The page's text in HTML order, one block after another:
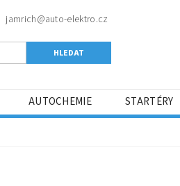
jamrich@auto-elektro.cz
AUTOCHEMIE STARTÉRY